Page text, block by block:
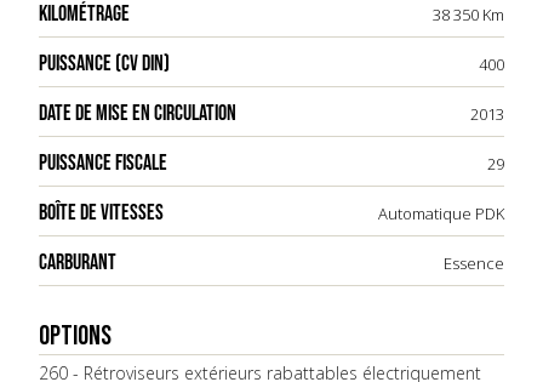
KILOMÉTRAGE 38 350 Km
PUISSANCE (CV DIN) 400
DATE DE MISE EN CIRCULATION 2013
PUISSANCE FISCALE 29
BOÎTE DE VITESSES Automatique PDK
CARBURANT Essence
OPTIONS
260 - Rétroviseurs extérieurs rabattables électriquement